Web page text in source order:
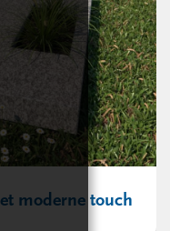
moderne touch